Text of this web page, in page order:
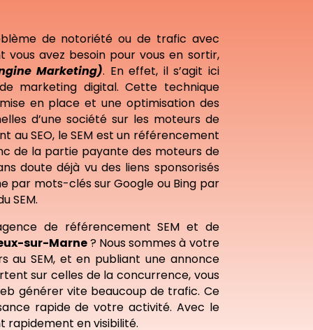
de notoriété ou de trafic avec
vous avez besoin pour vous en sortir,
Marketing). En effet, il s’agit ici
marketing digital. Cette technique
en place et une optimisation des
d’une société sur les moteurs de
au SEO, le SEM est un référencement
de la partie payante des moteurs de
doute déjà vu des liens sponsorisés
par mots-clés sur Google ou Bing par
SEM.
de référencement SEM et de
sur-Marne? Nous sommes à votre
au SEM, et en publiant une annonce
sur celles de la concurrence, vous
générer vite beaucoup de trafic. Ce
rapide de votre activité. Avec le
rapidement en visibilité.